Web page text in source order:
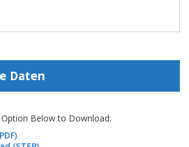
Daten
Option Below to Download: